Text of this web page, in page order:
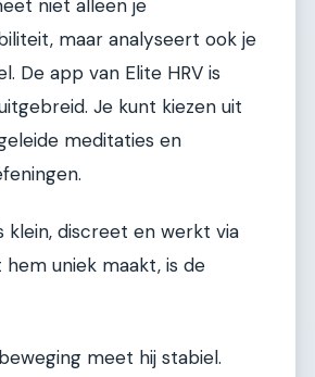
niet alleen je
maar analyseert ook je
De app van Elite HRV is
Je kunt kiezen uit
meditaties en
klein, discreet en werkt via
uniek maakt, is de
meet hij stabiel.